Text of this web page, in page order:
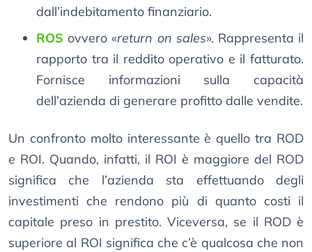
dall’indebitamento finanziario.
ROS ovvero «return on sales». Rappresenta il
rapporto tra il reddito operativo e il fatturato.
Fornisce informazioni sulla capacità
dell’azienda di generare profitto dalle vendite.
Un confronto molto interessante è quello tra ROD
e ROI. Quando, infatti, il ROI è maggiore del ROD
significa che l’azienda sta effettuando degli
investimenti che rendono più di quanto costi il
capitale preso in prestito. Viceversa, se il ROD è
superiore al ROI significa che c’è qualcosa che non